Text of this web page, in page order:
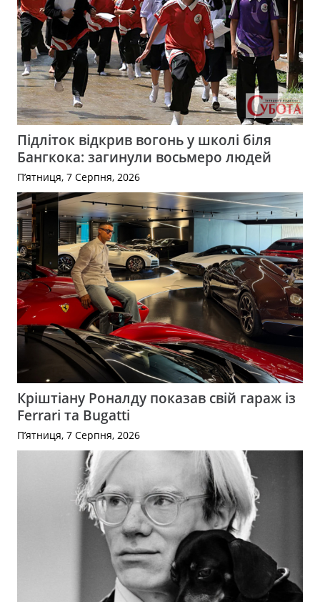
Підліток відкрив вогонь у школі біля
Бангкока: загинули восьмеро людей
П’ятниця, 7 Серпня, 2026
Кріштіану Роналду показав свій гараж із
Ferrari та Bugatti
П’ятниця, 7 Серпня, 2026